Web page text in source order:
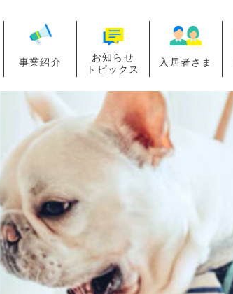
事業紹介
お知らせ
トピックス
入居者さま